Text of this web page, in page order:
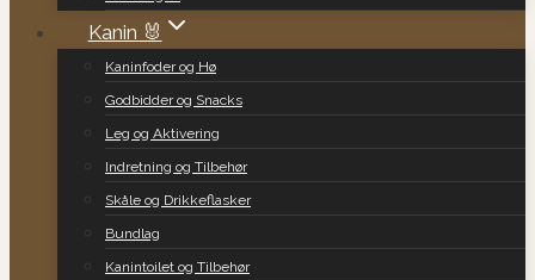
Kanin 🐰
Kaninfoder og Hø
Godbidder og Snacks
Leg og Aktivering
Indretning og Tilbehør
Skåle og Drikkeflasker
Bundlag
Kanintoilet og Tilbehør